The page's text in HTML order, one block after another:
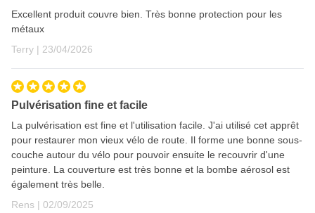
Excellent produit couvre bien. Très bonne protection pour les
métaux
Terry | 23 avril 2026
23/04/2026
Pulvérisation fine et facile
La pulvérisation est fine et l'utilisation facile. J'ai utilisé cet apprêt
pour restaurer mon vieux vélo de route. Il forme une bonne sous-
couche autour du vélo pour pouvoir ensuite le recouvrir d'une
peinture. La couverture est très bonne et la bombe aérosol est
également très belle.
Rens | 2 septembre 2025
02/09/2025